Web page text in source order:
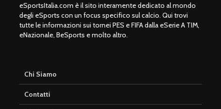
eSportsItalia.com è il sito interamente dedicato al mondo
degli eSports con un focus specifico sul calcio. Qui trovi
tutte le informazioni sui tornei PES e FIFA dalla eSerie A TIM,
eNazionale, BeSports e molto altro.
Chi Siamo
Contatti